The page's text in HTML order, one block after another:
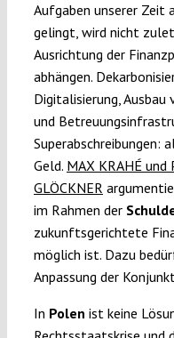
Aufgaben unserer Zeit
gelingt, wird nicht
Ausrichtung der
abhängen.
Digitalisierung, Ausbau
und
Superabschreibungen:
Geld. MAX KRAHÉ und
GLÖCKNER
im Rahmen der
zukunftsgerichtete
möglich ist. Dazu
Anpassung der
In Polen ist keine